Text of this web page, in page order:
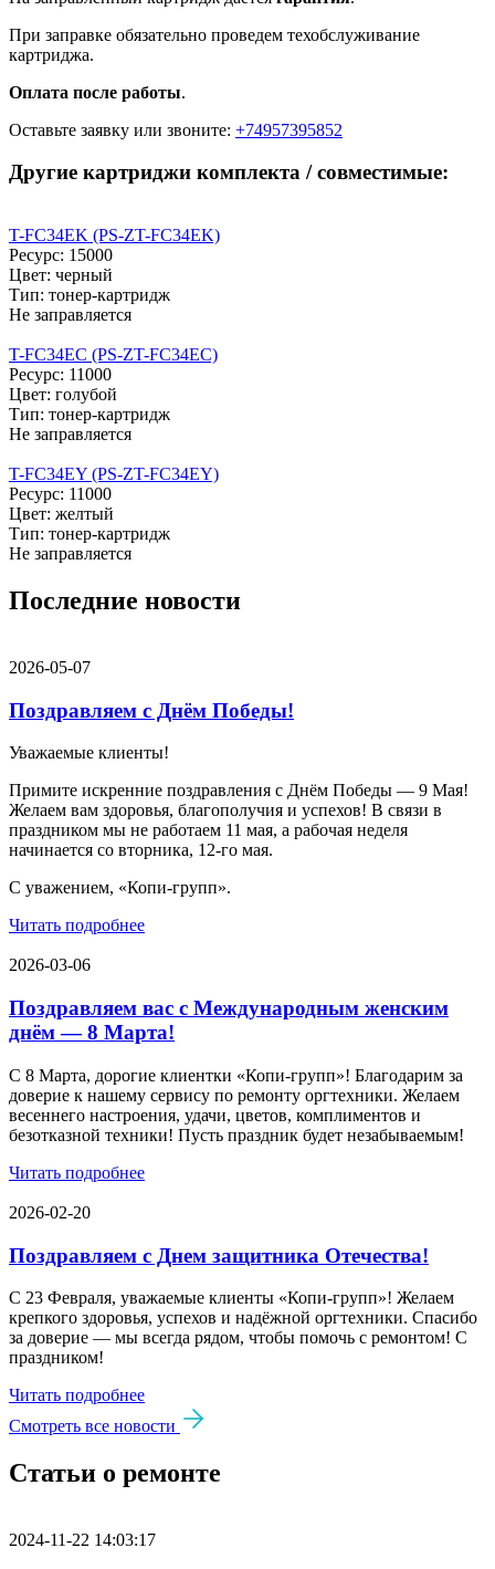
При заправке обязательно проведем техобслуживание
картриджа.
Оплата после работы.
Оставьте заявку или звоните: +74957395852
Другие картриджи комплекта / совместимые:
T-FC34EK (PS-ZT-FC34EK)
Ресурс: 15000
Цвет: черный
Тип: тонер-картридж
Не заправляется
T-FC34EC (PS-ZT-FC34EC)
Ресурс: 11000
Цвет: голубой
Тип: тонер-картридж
Не заправляется
T-FC34EY (PS-ZT-FC34EY)
Ресурс: 11000
Цвет: желтый
Тип: тонер-картридж
Не заправляется
Последние новости
2026-05-07
Поздравляем с Днём Победы!
Уважаемые клиенты!
Примите искренние поздравления с Днём Победы — 9 Мая!
Желаем вам здоровья, благополучия и успехов! В связи в
праздником мы не работаем 11 мая, а рабочая неделя
начинается со вторника, 12-го мая.
С уважением, «Копи-групп».
Читать подробнее
2026-03-06
Поздравляем вас с Международным женским
днём — 8 Марта!
С 8 Марта, дорогие клиентки «Копи‑групп»! Благодарим за
доверие к нашему сервису по ремонту оргтехники. Желаем
весеннего настроения, удачи, цветов, комплиментов и
безотказной техники! Пусть праздник будет незабываемым!
Читать подробнее
2026-02-20
Поздравляем с Днем защитника Отечества!
С 23 Февраля, уважаемые клиенты «Копи‑групп»! Желаем
крепкого здоровья, успехов и надёжной оргтехники. Спасибо
за доверие — мы всегда рядом, чтобы помочь с ремонтом! С
праздником!
Читать подробнее
Смотреть все новости
Статьи о ремонте
2024-11-22 14:03:17